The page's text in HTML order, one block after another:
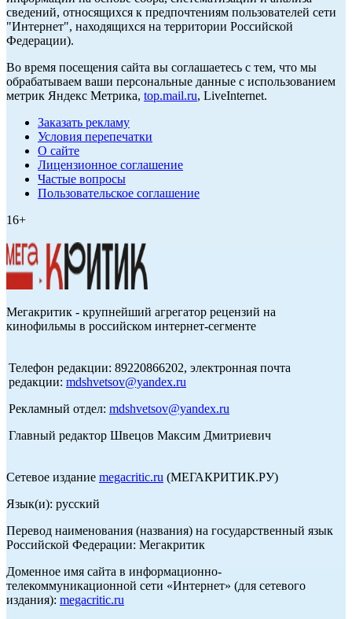
сведений, относящихся к предпочтениям пользователей сети
"Интернет", находящихся на территории Российской
Федерации).
Во время посещения сайта вы соглашаетесь с тем, что мы
обрабатываем ваши персональные данные с использованием
метрик Яндекс Метрика, top.mail.ru, LiveInternet.
Заказать рекламу
Условия перепечатки
О сайте
Лицензионное соглашение
Частые вопросы
Пользовательское соглашение
16+
Мегакритик - крупнейший агрегатор рецензий на
кинофильмы в российском интернет-сегменте
Телефон редакции: 89220866202, электронная почта
редакции: mdshvetsov@yandex.ru
Рекламный отдел: mdshvetsov@yandex.ru
Главный редактор Швецов Максим Дмитриевич
Сетевое издание megacritic.ru (МЕГАКРИТИК.РУ)
Язык(и): русский
Перевод наименования (названия) на государственный язык
Российской Федерации: Мегакритик
Доменное имя сайта в информационно-
телекоммуникационной сети «Интернет» (для сетевого
издания): megacritic.ru